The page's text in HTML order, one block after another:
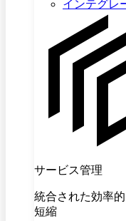
インテグレ
サービス管理
統合された効率
短縮